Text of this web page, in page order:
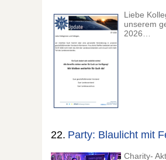
Liebe
unserem
2026…
22. Party: Blaulicht mit
Charity-